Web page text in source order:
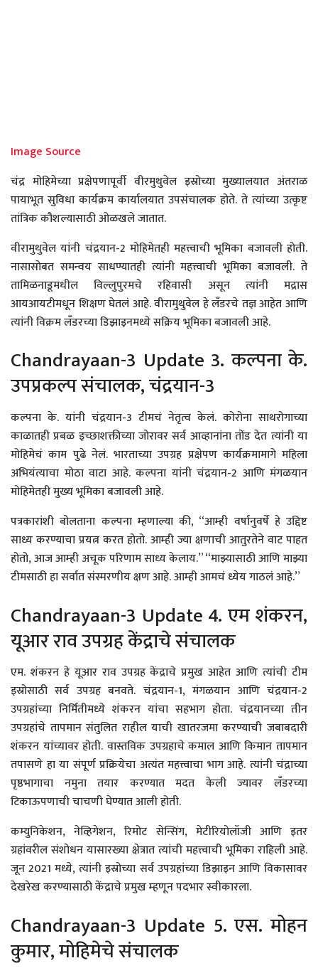
Image Source
चंद्र मोहिमेच्या प्रक्षेपणापूर्वी वीरमुथुवेल इस्रोच्या मुख्यालयात अंतराळ
पायाभूत सुविधा कार्यक्रम कार्यालयात उपसंचालक होते. ते त्यांच्या उत्कृष्ट
तांत्रिक कौशल्यासाठी ओळखले जातात.
वीरामुथुवेल यांनी चंद्रयान-2 मोहिमेतही महत्त्वाची भूमिका बजावली होती.
नासासोबत समन्वय साधण्यातही त्यांनी महत्त्वाची भूमिका बजावली. ते
तामिळनाडूमधील विल्लुपुरमचे रहिवासी असून त्यांनी मद्रास
आयआयटीमधून शिक्षण घेतलं आहे. वीरामुथुवेल हे लँडरचे तज्ञ आहेत आणि
त्यांनी विक्रम लँडरच्या डिझाइनमध्ये सक्रिय भूमिका बजावली आहे.
Chandrayaan-3 Update 3. कल्पना के.
उपप्रकल्प संचालक, चंद्रयान-3
कल्पना के. यांनी चंद्रयान-3 टीमचं नेतृत्व केलं. कोरोना साथरोगाच्या
काळातही प्रबळ इच्छाशक्तीच्या जोरावर सर्व आव्हानांना तोंड देत त्यांनी या
मोहिमेचं काम पुढे नेलं. भारताच्या उपग्रह प्रक्षेपण कार्यक्रमामागे महिला
अभियंत्याचा मोठा वाटा आहे. कल्पना यांनी चंद्रयान-2 आणि मंगळयान
मोहिमेतही मुख्य भूमिका बजावली आहे.
पत्रकारांशी बोलताना कल्पना म्हणाल्या की, “आम्ही वर्षानुवर्षे हे उद्दिष्ट
साध्य करण्याचा प्रयत्न करत होतो. आम्ही ज्या क्षणाची आतुरतेने वाट पाहत
होतो, आज आम्ही अचूक परिणाम साध्य केलाय.” “माझ्यासाठी आणि माझ्या
टीमसाठी हा सर्वात संस्मरणीय क्षण आहे. आम्ही आमचं ध्येय गाठलं आहे.”
Chandrayaan-3 Update 4. एम शंकरन,
यूआर राव उपग्रह केंद्राचे संचालक
एम. शंकरन हे यूआर राव उपग्रह केंद्राचे प्रमुख आहेत आणि त्यांची टीम
इस्रोसाठी सर्व उपग्रह बनवते. चंद्रयान-1, मंगळयान आणि चंद्रयान-2
उपग्रहांच्या निर्मितीमध्ये शंकरन यांचा सहभाग होता. चंद्रयानच्या तीन
उपग्रहांचे तापमान संतुलित राहील याची खातरजमा करण्याची जबाबदारी
शंकरन यांच्यावर होती. वास्तविक उपग्रहाचे कमाल आणि किमान तापमान
तपासणे हा या संपूर्ण प्रक्रियेचा अत्यंत महत्त्वाचा भाग आहे. त्यांनी चंद्राच्या
पृष्ठभागाचा नमुना तयार करण्यात मदत केली ज्यावर लँडरच्या
टिकाऊपणाची चाचणी घेण्यात आली होती.
कम्युनिकेशन, नेव्हिगेशन, रिमोट सेन्सिंग, मेटीरियोलॉजी आणि इतर
ग्रहांवरील संशोधन यासारख्या क्षेत्रात त्यांची महत्त्वाची भूमिका राहिली आहे.
जून 2021 मध्ये, त्यांनी इस्रोच्या सर्व उपग्रहांच्या डिझाइन आणि विकासावर
देखरेख करण्यासाठी केंद्राचे प्रमुख म्हणून पदभार स्वीकारला.
Chandrayaan-3 Update 5. एस. मोहन
कुमार, मोहिमेचे संचालक